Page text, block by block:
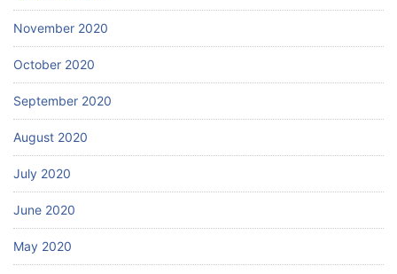
November 2020
October 2020
September 2020
August 2020
July 2020
June 2020
May 2020